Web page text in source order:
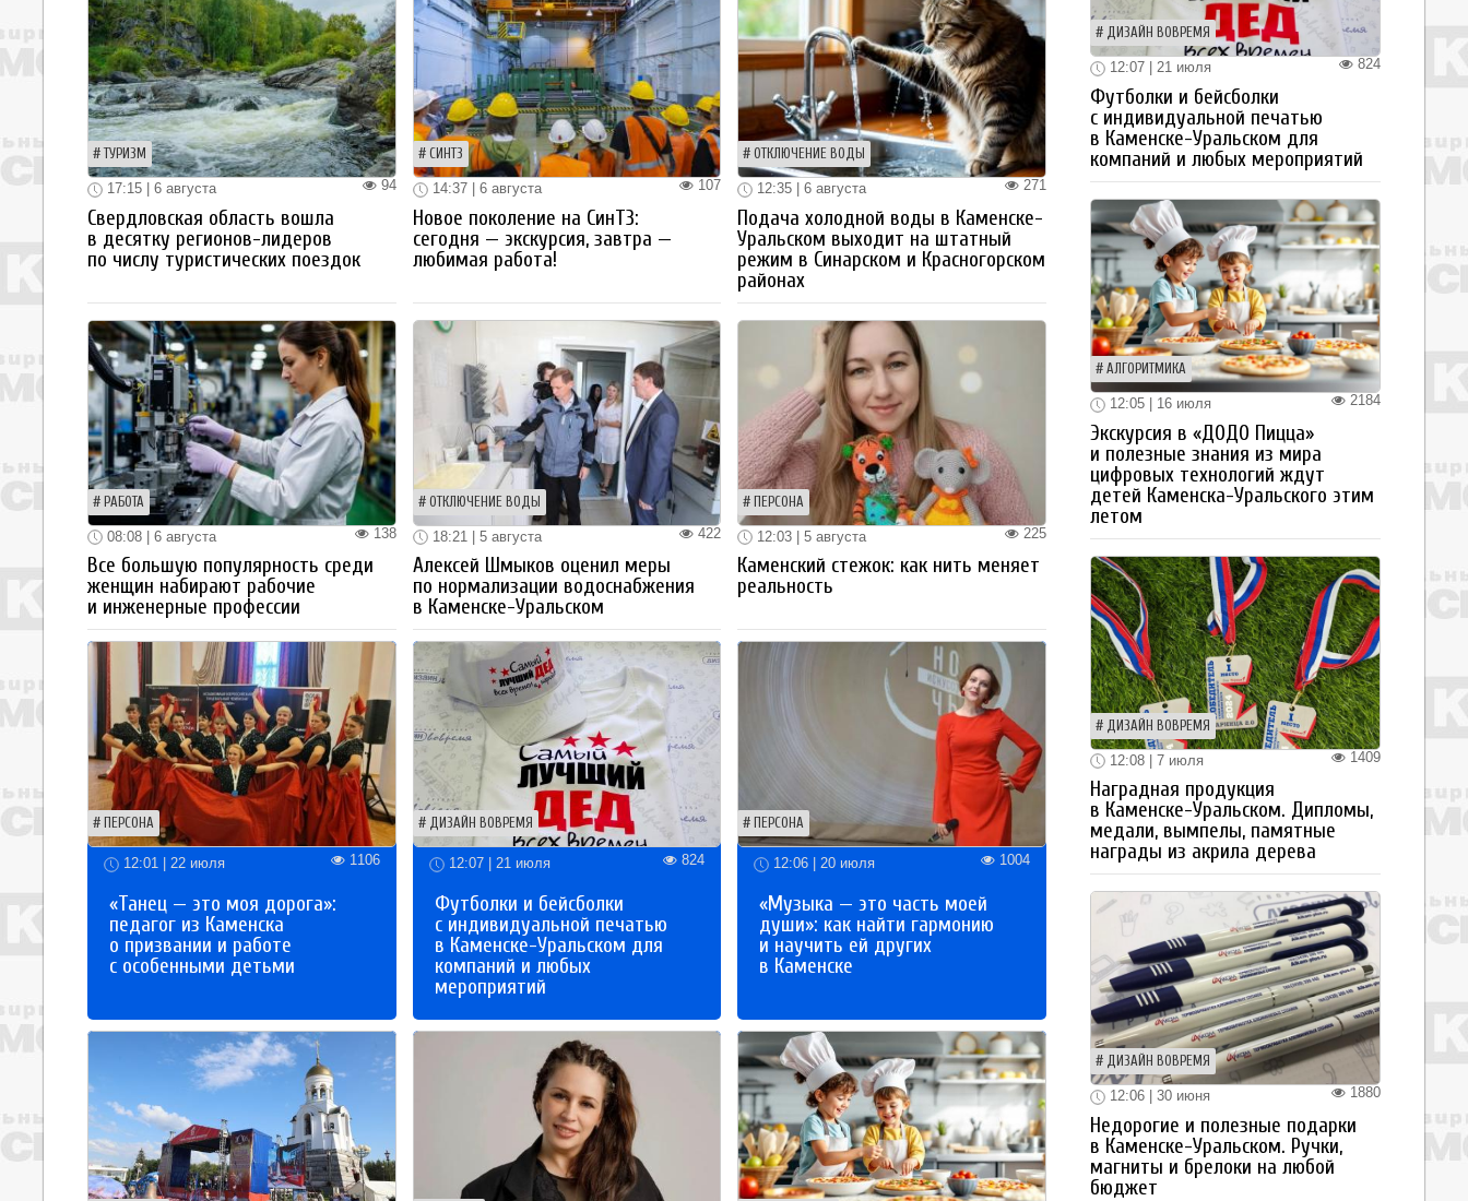
ТУРИЗМ
94
17:15 | 6 августа
Свердловская область вошла
в десятку регионов-лидеров
по числу туристических поездок
СИНТЗ
107
14:37 | 6 августа
Новое поколение на СинТЗ:
сегодня — экскурсия, завтра —
любимая работа!
ОТКЛЮЧЕНИЕ ВОДЫ
271
12:35 | 6 августа
Подача холодной воды в Каменске-
Уральском выходит на штатный
режим в Синарском и Красногорском
районах
РАБОТА
138
08:08 | 6 августа
Все большую популярность среди
женщин набирают рабочие
и инженерные профессии
ОТКЛЮЧЕНИЕ ВОДЫ
422
18:21 | 5 августа
Алексей Шмыков оценил меры
по нормализации водоснабжения
в Каменске-Уральском
ПЕРСОНА
225
12:03 | 5 августа
Каменский стежок: как нить меняет
реальность
ПЕРСОНА
12:01 | 22 июля 1106
«Танец — это моя дорога»:
педагог из Каменска
о призвании и работе
с особенными детьми
ДИЗАЙН ВОВРЕМЯ
12:07 | 21 июля 824
Футболки и бейсболки
с индивидуальной печатью
в Каменске-Уральском для
компаний и любых
мероприятий
ПЕРСОНА
12:06 | 20 июля 1004
«Музыка — это часть моей
души»: как найти гармонию
и научить ей других
в Каменске
ДИЗАЙН ВОВРЕМЯ
824
12:07 | 21 июля
Футболки и бейсболки
с индивидуальной печатью
в Каменске-Уральском для
компаний и любых мероприятий
АЛГОРИТМИКА
2184
12:05 | 16 июля
Экскурсия в «ДОДО Пицца»
и полезные знания из мира
цифровых технологий ждут
детей Каменска-Уральского этим
летом
ДИЗАЙН ВОВРЕМЯ
1409
12:08 | 7 июля
Наградная продукция
в Каменске-Уральском. Дипломы,
медали, вымпелы, памятные
награды из акрила дерева
ДИЗАЙН ВОВРЕМЯ
1880
12:06 | 30 июня
Недорогие и полезные подарки
в Каменске-Уральском. Ручки,
магниты и брелоки на любой
бюджет